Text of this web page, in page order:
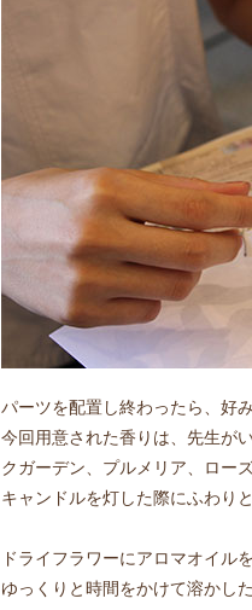
パーツを配置し終わったら、好
今回用意された香りは、先生が
クガーデン、プルメリア、ロー
キャンドルを灯した際にふわり
ドライフラワーにアロマオイル
ゆっくりと時間をかけて溶かし